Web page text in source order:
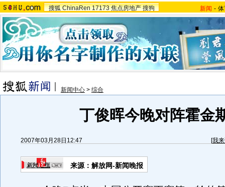
搜狐 ChinaRen 17173 焦点房地产 搜狗 新闻 -
新闻中心 > 综合
丁俊晖今晚对阵霍金
2007年03月28日12:47 [我
来源：解放网-新闻晚报